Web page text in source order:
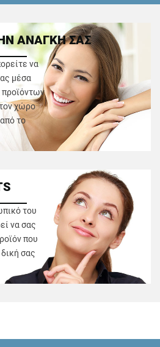
ΑΝΑΓΚΗ ΣΑΣ
να
μέσα
προϊόντων
χώρο
το
του
να σας
που
σας